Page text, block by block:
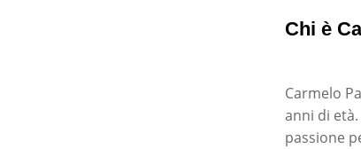
Chi è
Carmelo
anni di
passione